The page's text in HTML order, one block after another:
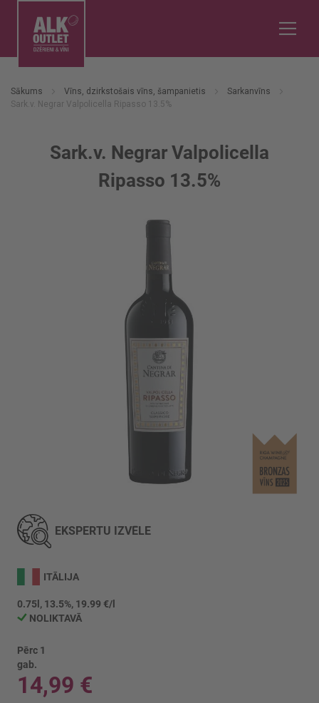
Sākums Vīns, dzirkstošais vīns, šampanietis
Sarkanvīns
Sark.v. Negrar Valpolicella Ripasso 13.5%
Sark.v. Negrar Valpolicella
Ripasso 13.5%
uz
galerijas
sākumu
EKSPERTU IZVĒLE
ITĀLIJA
0.75l, 13.5%, 19.99 €/l
NOLIKTAVĀ
Pērc 1
gab.
14,99 €